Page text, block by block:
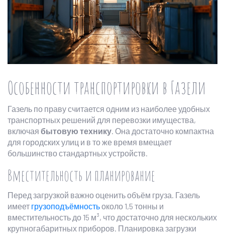
Особенности транспортировки в Газели
Газель по праву считается одним из наиболее удобных
транспортных решений для перевозки имущества,
включая бытовую технику. Она достаточно компактна
для городских улиц и в то же время вмещает
большинство стандартных устройств.
Вместительность и планирование
Перед загрузкой важно оценить объём груза. Газель
имеет грузоподъёмностьоколо 1,5 тонны и
вместительность до 15 м³, что достаточно для нескольких
крупногабаритных приборов. Планировка загрузки